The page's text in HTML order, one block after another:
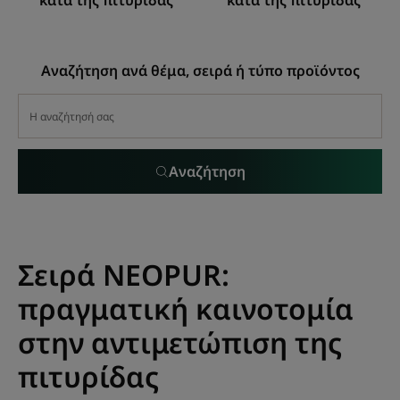
Αναζήτηση ανά θέμα, σειρά ή τύπο προϊόντος
Αναζήτηση
Σειρά NEOPUR:
πραγματική καινοτομία
στην αντιμετώπιση της
πιτυρίδας